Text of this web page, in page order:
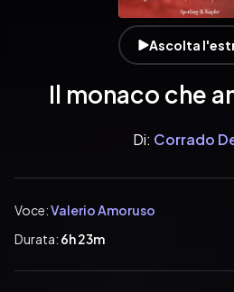
Ascolta
Il monaco che
Di: Corrado
Voce:Valerio Amoruso
Durata: 6h 23m